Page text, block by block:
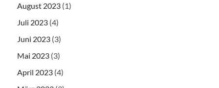
August 2023 (1)
Juli 2023 (4)
Juni 2023 (3)
Mai 2023 (3)
April 2023 (4)